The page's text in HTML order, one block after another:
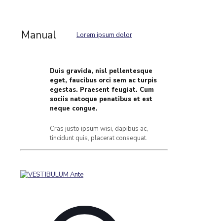
Manual Lorem ipsum dolor
Duis gravida, nisl pellentesque
eget, faucibus orci sem ac turpis
egestas. Praesent feugiat. Cum
sociis natoque penatibus et est
neque congue.
Cras justo ipsum wisi, dapibus ac,
tincidunt quis, placerat consequat.